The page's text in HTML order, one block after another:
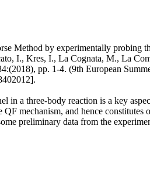
Method by experimentally
I., Kres, I., La Cognata, M., La
pp. 1-4. (9th European
in a three-body reaction is a key
mechanism, and hence
preliminary data from the